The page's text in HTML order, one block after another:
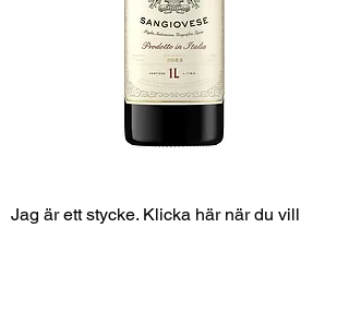
Jag är ett stycke. Klicka här när du vill